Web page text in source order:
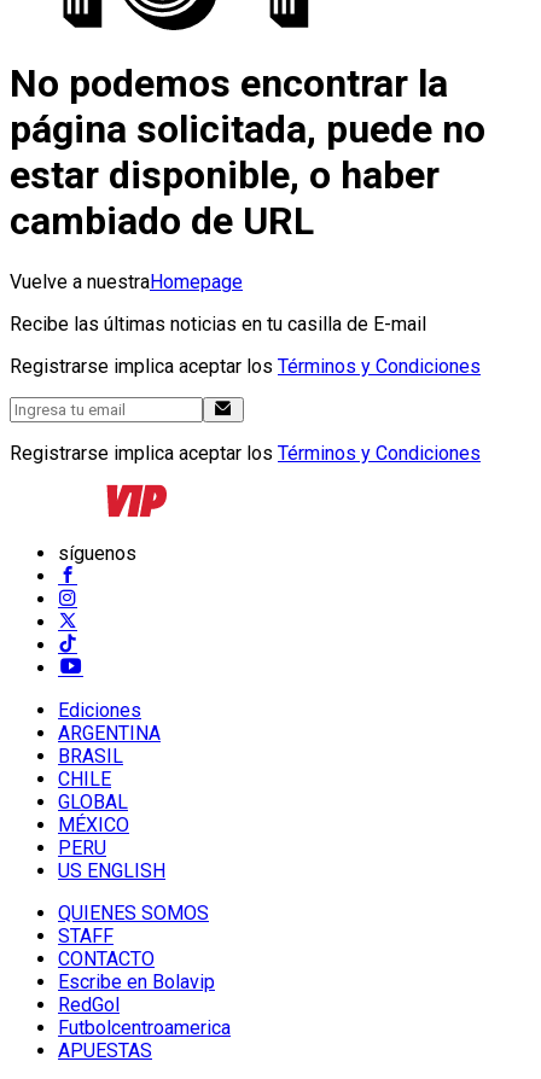
No podemos encontrar la
página solicitada, puede no
estar disponible, o haber
cambiado de URL
Vuelve a nuestraHomepage
Recibe las últimas noticias en tu casilla de E-mail
Registrarse implica aceptar los Términos y Condiciones
Registrarse implica aceptar los Términos y Condiciones
síguenos
Ediciones
ARGENTINA
BRASIL
CHILE
GLOBAL
MÉXICO
PERU
US ENGLISH
QUIENES SOMOS
STAFF
CONTACTO
Escribe en Bolavip
RedGol
Futbolcentroamerica
APUESTAS